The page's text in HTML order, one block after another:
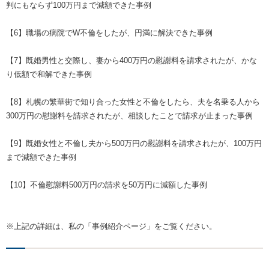
判にもならず100万円まで減額できた事例
【6】職場の病院でW不倫をしたが、円満に解決できた事例
【7】既婚男性と交際し、妻から400万円の慰謝料を請求されたが、かな
り低額で和解できた事例
【8】札幌の繁華街で知り合った女性と不倫をしたら、夫を名乗る人から
300万円の慰謝料を請求されたが、相談したことで請求が止まった事例
【9】既婚女性と不倫し夫から500万円の慰謝料を請求されたが、100万円
まで減額できた事例
【10】不倫慰謝料500万円の請求を50万円に減額した事例
※上記の詳細は、私の「事例紹介ページ」をご覧ください。